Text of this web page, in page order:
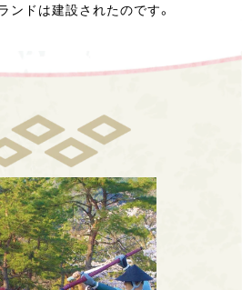
ンドは建設されたのです。